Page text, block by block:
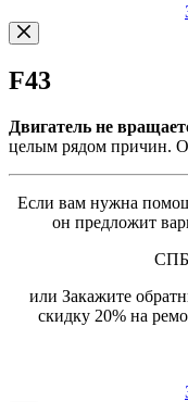
F43
Двигатель не
целым рядом причин.
Если вам нужна
он предложит
или Закажите
скидку 20% на